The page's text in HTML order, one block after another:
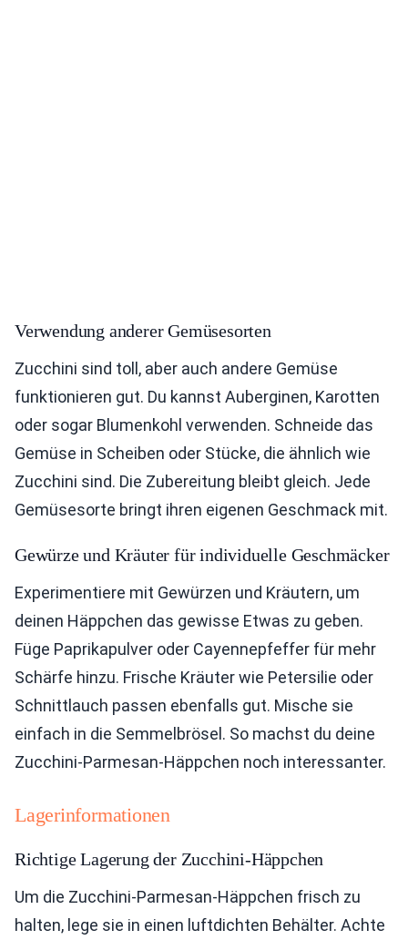
Verwendung anderer Gemüsesorten
Zucchini sind toll, aber auch andere Gemüse
funktionieren gut. Du kannst Auberginen, Karotten
oder sogar Blumenkohl verwenden. Schneide das
Gemüse in Scheiben oder Stücke, die ähnlich wie
Zucchini sind. Die Zubereitung bleibt gleich. Jede
Gemüsesorte bringt ihren eigenen Geschmack mit.
Gewürze und Kräuter für individuelle Geschmäcker
Experimentiere mit Gewürzen und Kräutern, um
deinen Häppchen das gewisse Etwas zu geben.
Füge Paprikapulver oder Cayennepfeffer für mehr
Schärfe hinzu. Frische Kräuter wie Petersilie oder
Schnittlauch passen ebenfalls gut. Mische sie
einfach in die Semmelbrösel. So machst du deine
Zucchini-Parmesan-Häppchen noch interessanter.
Lagerinformationen
Richtige Lagerung der Zucchini-Häppchen
Um die Zucchini-Parmesan-Häppchen frisch zu
halten, lege sie in einen luftdichten Behälter. Achte